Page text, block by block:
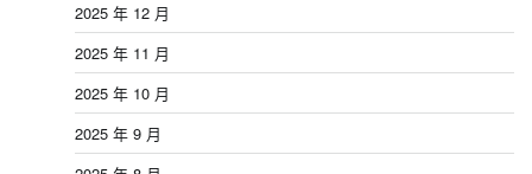
2025 年 12 月
2025 年 11 月
2025 年 10 月
2025 年 9 月